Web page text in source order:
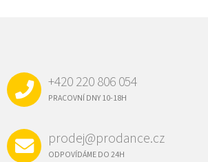
+420 220 806 054
PRACOVNÍ DNY 10-18H
prodej@prodance.cz
ODPOVÍDÁME DO 24H